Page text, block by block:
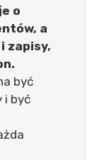
o
a
zapisy,
być
i być